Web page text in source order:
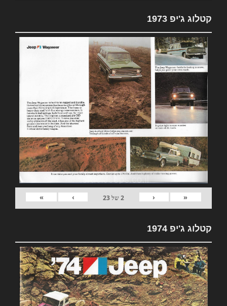
קטלוג ג'יפ 1973
«
‹
2של23
›
»
קטלוג ג'יפ 1974